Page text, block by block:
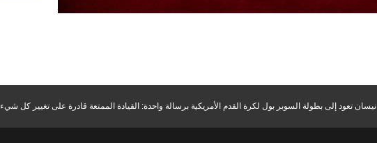
نيسان تعود إلى بطولة السوبر بول لكرة القدم الأمريكية برسالة واحدة: القيادة الممتعة قادرة على تغيير كل شيء